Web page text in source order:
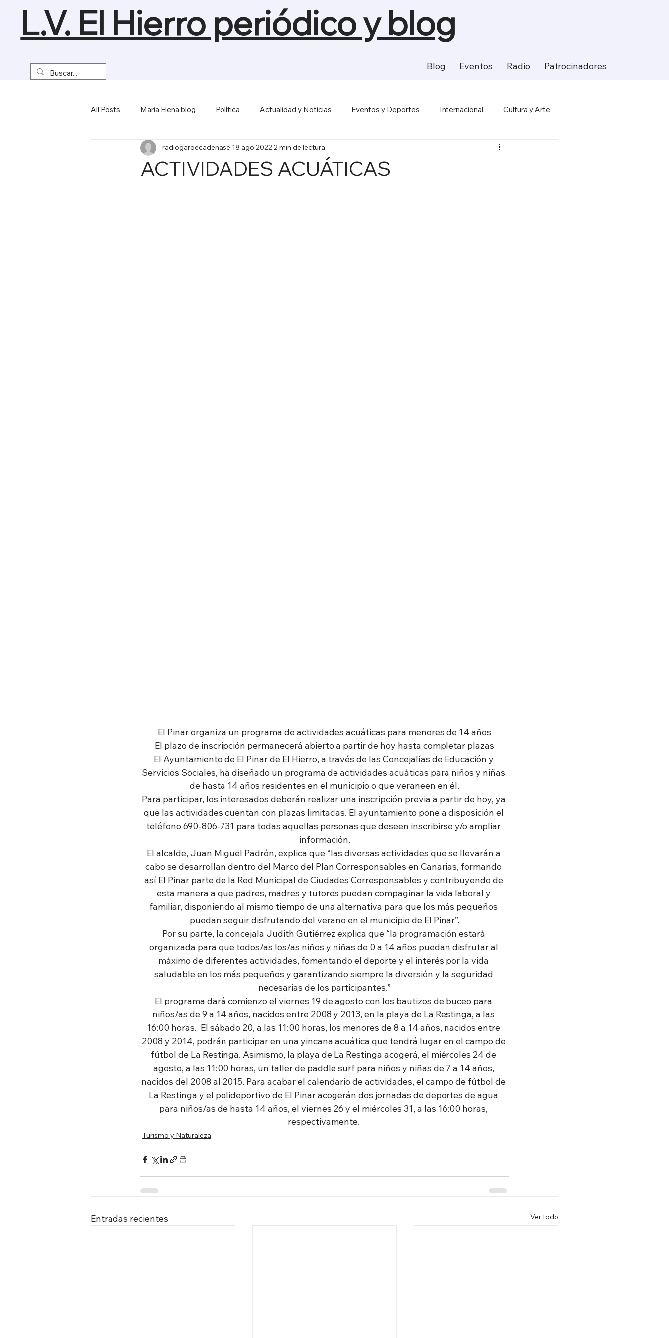
Blog Eventos Radio Patrocinadores
L.V. El Hierro periódico y blog
All Posts Maria Elena blog Política Actualidad y Noticias Eventos y Deportes Internacional Cultura y Arte
Turismo y Naturaleza Empresas y Economía Salud y Bienestar Ciencia y Tecnología
ACTIVIDADES ACUÁTICAS
radiogaroecadenase 18 ago 2022 2 min de lectura
El Pinar organiza un programa de actividades acuáticas para menores de 14 años
El plazo de inscripción permanecerá abierto a partir de hoy hasta completar plazas
El Ayuntamiento de El Pinar de El Hierro, a través de las Concejalías de Educación y
Servicios Sociales, ha diseñado un programa de actividades acuáticas para niños y niñas
de hasta 14 años residentes en el municipio o que veraneen en él.
Para participar, los interesados deberán realizar una inscripción previa a partir de hoy, ya
que las actividades cuentan con plazas limitadas. El ayuntamiento pone a disposición el
teléfono 690-806-731 para todas aquellas personas que deseen inscribirse y/o ampliar
información.
El alcalde, Juan Miguel Padrón, explica que “las diversas actividades que se llevarán a
cabo se desarrollan dentro del Marco del Plan Corresponsables en Canarias, formando
así El Pinar parte de la Red Municipal de Ciudades Corresponsables y contribuyendo de
esta manera a que padres, madres y tutores puedan compaginar la vida laboral y
familiar, disponiendo al mismo tiempo de una alternativa para que los más pequeños
puedan seguir disfrutando del verano en el municipio de El Pinar”.
Por su parte, la concejala Judith Gutiérrez explica que “la programación estará
organizada para que todos/as los/as niños y niñas de 0 a 14 años puedan disfrutar al
máximo de diferentes actividades, fomentando el deporte y el interés por la vida
saludable en los más pequeños y garantizando siempre la diversión y la seguridad
necesarias de los participantes.”
El programa dará comienzo el viernes 19 de agosto con los bautizos de buceo para
niños/as de 9 a 14 años, nacidos entre 2008 y 2013, en la playa de La Restinga, a las
16:00 horas.  El sábado 20, a las 11:00 horas, los menores de 8 a 14 años, nacidos entre
2008 y 2014, podrán participar en una yincana acuática que tendrá lugar en el campo de
fútbol de La Restinga. Asimismo, la playa de La Restinga acogerá, el miércoles 24 de
agosto, a las 11:00 horas, un taller de paddle surf para niños y niñas de 7 a 14 años,
nacidos del 2008 al 2015. Para acabar el calendario de actividades, el campo de fútbol de
La Restinga y el polideportivo de El Pinar acogerán dos jornadas de deportes de agua
para niños/as de hasta 14 años, el viernes 26 y el miércoles 31, a las 16:00 horas,
respectivamente.
Turismo y Naturaleza
Entradas recientes Ver todo